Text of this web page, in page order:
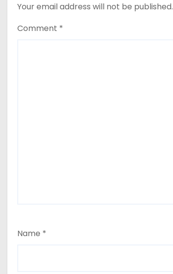
Your email address will not be published.
Comment *
Name *